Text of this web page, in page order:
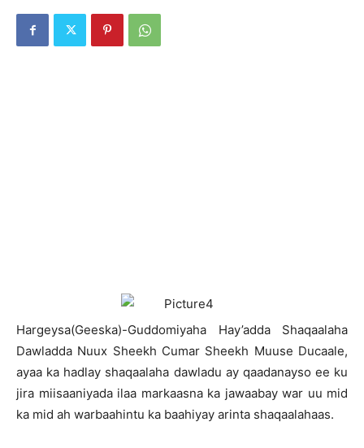
Hargeysa(Geeska)-Guddomiyaha Hay’adda Shaqaalaha
Dawladda Nuux Sheekh Cumar Sheekh Muuse Ducaale,
ayaa ka hadlay shaqaalaha dawladu ay qaadanayso ee ku
jira miisaaniyada ilaa markaasna ka jawaabay war uu mid
ka mid ah warbaahintu ka baahiyay arinta shaqaalahaas.